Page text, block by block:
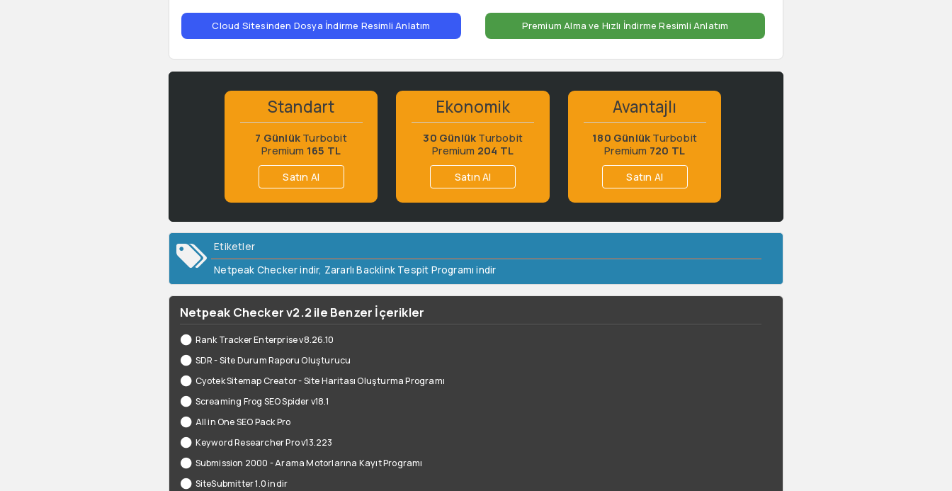
Cloud Sitesinden Dosya İndirme Resimli Anlatım Premium Alma ve Hızlı İndirme Resimli Anlatım
Standart
7 Günlük Turbobit
Premium 165 TL
Satın Al
Ekonomik
30 Günlük Turbobit
Premium 204 TL
Satın Al
Avantajlı
180 Günlük Turbobit
Premium 720 TL
Satın Al
Etiketler
Netpeak Checker indir, Zararlı Backlink Tespit Programı indir
Netpeak Checker v2.2 ile Benzer İçerikler
Rank Tracker Enterprise v8.26.10
SDR - Site Durum Raporu Oluşturucu
Cyotek Sitemap Creator - Site Haritası Oluşturma Programı
Screaming Frog SEO Spider v18.1
All in One SEO Pack Pro
Keyword Researcher Pro v13.223
Submission 2000 - Arama Motorlarına Kayıt Programı
SiteSubmitter 1.0 indir